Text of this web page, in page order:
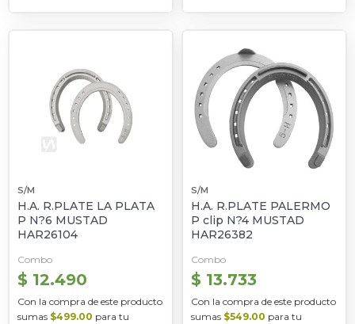
S/M
H.A. R.PLATE LA PLATA
P N?6 MUSTAD
HAR26104
Combo
$ 12.490
Con la compra de este producto
sumas $499.00 para tu
S/M
H.A. R.PLATE PALERMO
P clip N?4 MUSTAD
HAR26382
Combo
$ 13.733
Con la compra de este producto
sumas $549.00 para tu